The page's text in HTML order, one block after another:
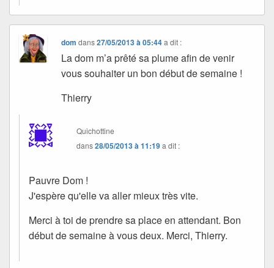
dom dans27/05/2013 à 05:44 a dit :
La dom m’a prêté sa plume afin de venir
vous souhaiter un bon début de semaine !
Thierry
Quichottine
dans28/05/2013 à 11:19a dit :
Pauvre Dom !
J'espère qu'elle va aller mieux très vite.
Merci à toi de prendre sa place en attendant. Bon
début de semaine à vous deux. Merci, Thierry.